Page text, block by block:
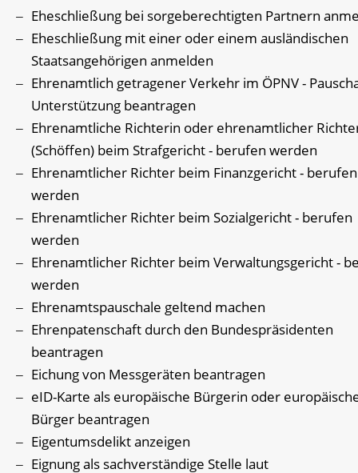
Eheschließung bei sorgeberechtigten Partnern
Eheschließung mit einer oder einem ausländischen
Staatsangehörigen anmelden
Ehrenamtlich getragener Verkehr im ÖPNV -
Unterstützung beantragen
Ehrenamtliche Richterin oder ehrenamtlicher
(Schöffen) beim Strafgericht - berufen werden
Ehrenamtlicher Richter beim Finanzgericht - berufen
werden
Ehrenamtlicher Richter beim Sozialgericht - berufen
werden
Ehrenamtlicher Richter beim Verwaltungsgericht -
werden
Ehrenamtspauschale geltend machen
Ehrenpatenschaft durch den Bundespräsidenten
beantragen
Eichung von Messgeräten beantragen
eID-Karte als europäische Bürgerin oder
Bürger beantragen
Eigentumsdelikt anzeigen
Eignung als sachverständige Stelle laut